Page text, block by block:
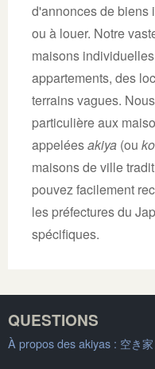
d'annonces de biens
ou à louer. Notre
maisons
appartements, des
terrains vagues.
particulière aux
appeléesakiya (ou
maisons de ville
pouvez facilement
les préfectures du
spécifiques.
QUESTIONS
À propos des akiyas : 空き家